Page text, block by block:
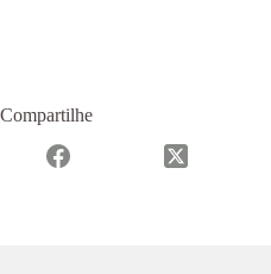
Compartilhe